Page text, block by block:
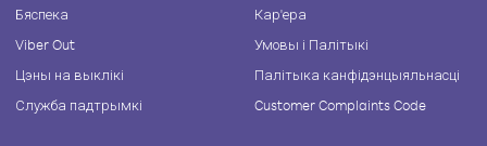
Бяспека
Viber Out
Цэны на выклікі
Служба падтрымкі
Кар'ера
Умовы і Палітыкі
Палітыка канфідэнцыяльнасці
Customer Complaints Code